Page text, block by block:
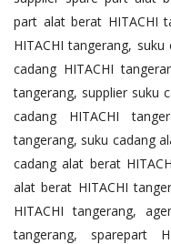
part alat berat HITACHI
HITACHI tangerang,
cadang HITACHI
tangerang, supplier suku
cadang HITACHI
tangerang, suku cadang
cadang alat berat
alat berat HITACHI
HITACHI tangerang,
tangerang, sparepart